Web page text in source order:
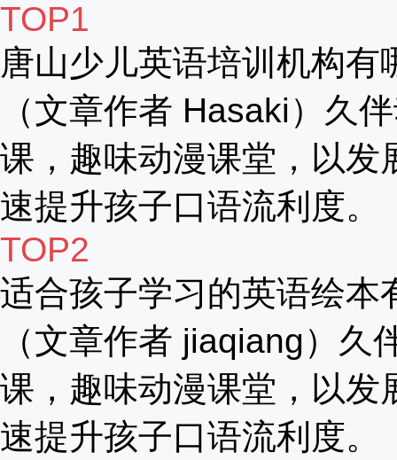
TOP1
唐山少儿英语培训机构
（文章作者 Hasaki）久
课，趣味动漫课堂，以发
速提升孩子口语流利度。
TOP2
适合孩子学习的英语绘本
（文章作者 jiaqiang）
课，趣味动漫课堂，以发
速提升孩子口语流利度。